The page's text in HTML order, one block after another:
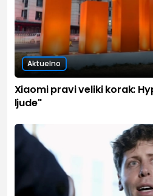
Aktuelno
Xiaomi pravi veliki korak:
ljude"